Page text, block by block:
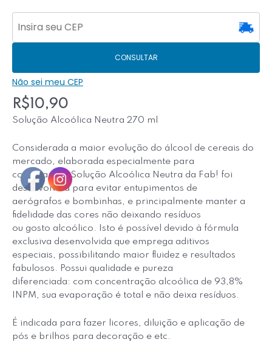
CONSULTAR
Não sei meu CEP
R$ 10,90
Solução Alcoólica Neutra 270 ml
Considerada a maior evolução do álcool de cereais do
mercado, elaborada especialmente para
confeitaria a Solução Alcoólica Neutra da Fab! foi
desenvolvida para evitar entupimentos de
aerógrafos e bombinhas, e principalmente manter a
fidelidade das cores não deixando resíduos
ou gosto alcoólico. Isto é possível devido à fórmula
exclusiva desenvolvida que emprega aditivos
especiais, possibilitando maior fluidez e resultados
fabulosos. Possui qualidade e pureza
diferenciada: com concentração alcoólica de 93,8%
INPM, sua evaporação é total e não deixa resíduos.
É indicada para fazer licores, diluição e aplicação de
pós e brilhos para decoração e etc.